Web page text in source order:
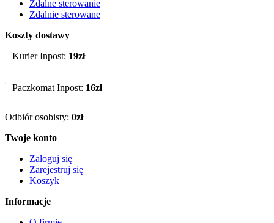
Zdalne sterowanie
Zdalnie sterowane
Koszty dostawy
Kurier Inpost: 19zł
Paczkomat Inpost: 16zł
Odbiór osobisty: 0zł
Twoje konto
Zaloguj się
Zarejestruj się
Koszyk
Informacje